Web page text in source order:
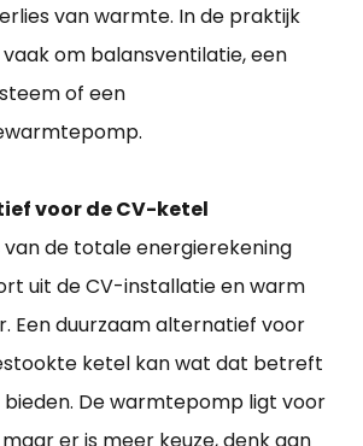
van warmte. In de praktijk
om balansventilatie, een
of een
voor de CV-ketel
van de totale energierekening
uit de CV-installatie en warm
Een duurzaam alternatief voor
ketel kan wat dat betreft
De warmtepomp ligt voor
er is meer keuze, denk aan